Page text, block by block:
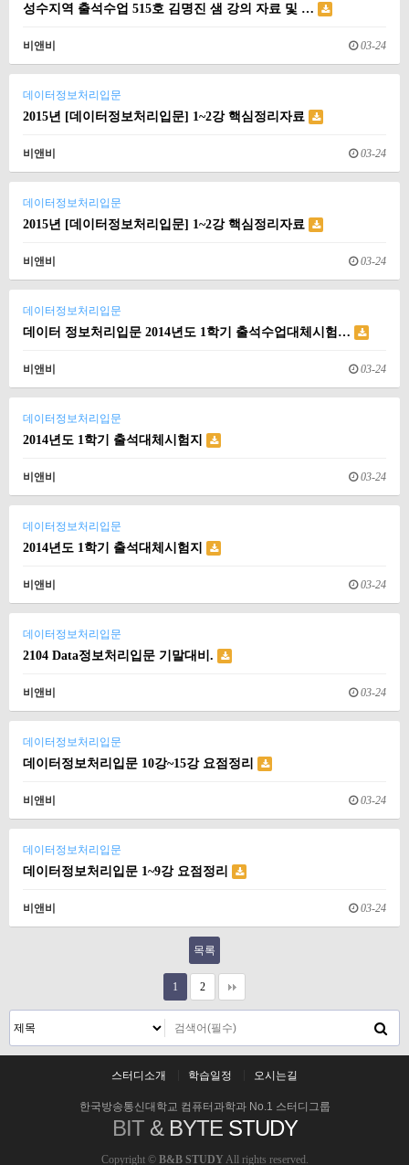
성수지역 출석수업 515호 김명진 샘 강의 자료 및 …
비앤비 03-24
데이터정보처리입문
2015년 [데이터정보처리입문] 1~2강 핵심정리자료
비앤비 03-24
데이터정보처리입문
2015년 [데이터정보처리입문] 1~2강 핵심정리자료
비앤비 03-24
데이터정보처리입문
데이터 정보처리입문 2014년도 1학기 출석수업대체시험…
비앤비 03-24
데이터정보처리입문
2014년도 1학기 출석대체시험지
비앤비 03-24
데이터정보처리입문
2014년도 1학기 출석대체시험지
비앤비 03-24
데이터정보처리입문
2104 Data정보처리입문 기말대비.
비앤비 03-24
데이터정보처리입문
데이터정보처리입문 10강~15강 요점정리
비앤비 03-24
데이터정보처리입문
데이터정보처리입문 1~9강 요점정리
비앤비 03-24
목록
1 2
스터디소개 학습일정 오시는길
한국방송통신대학교 컴퓨터과학과 No.1 스터디그룹
BIT & BYTESTUDY
Copyright © B&B STUDY All rights reserved.